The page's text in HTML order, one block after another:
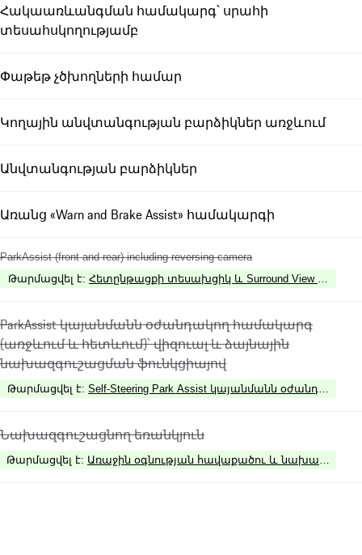
Հակաառևանգման համակարգ՝ սրահի
տեսահսկողությամբ
Փաթեթ չծխողների համար
Կողային անվտանգության բարձիկներ առջևում
Անվտանգության բարձիկներ
Առանց «Warn and Brake Assist» համակարգի
ParkAssist (front and rear) including reversing camera
Թարմացվել է: Հետընթացքի տեսախցիկ և Surround View
ParkAssist կայանմանն օժանդակող համակարգ
(առջևում և հետևում)՝ վիզուալ և ձայնային
նախազգուշացման ֆունկցիայով
Թարմացվել է: Self-Steering Park Assist կայանմանն օժանդակող
Նախազգուշացնող եռանկյուն
Թարմացվել է: Առաջին օգնության հավաքածու և